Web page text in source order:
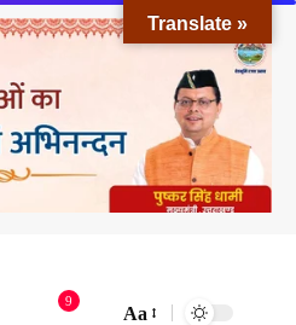
9
Aa
Translate »